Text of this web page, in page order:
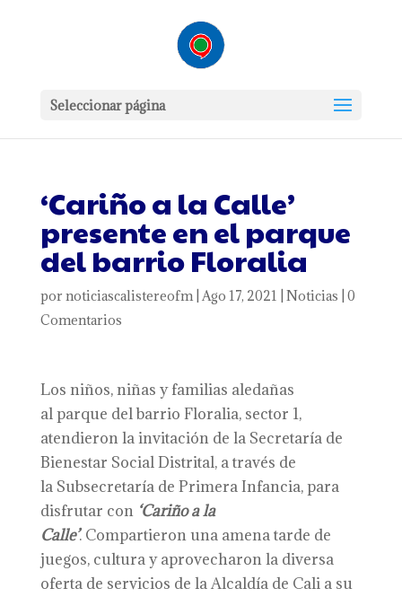
Seleccionar página
‘Cariño a la Calle’
presente en el parque
del barrio Floralia
por noticiascalistereofm| Ago 17, 2021 Noticias 0
Comentarios
Los niños, niñas y familias aledañas
al parque del barrio Floralia, sector 1,
atendieron la invitación de la Secretaría de
Bienestar Social Distrital, a través de
la Subsecretaría de Primera Infancia, para
disfrutar con ‘Cariño a la
Calle’. Compartieron una amena tarde de
juegos, cultura y aprovecharon la diversa
oferta de servicios de la Alcaldía de Cali a su